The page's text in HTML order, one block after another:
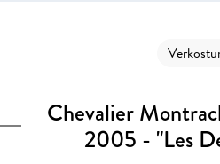
Chevalier
2005 - "Les